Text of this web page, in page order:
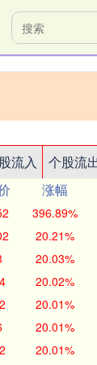
流入 个股流
涨幅
396.89%
20.21%
20.03%
20.02%
20.01%
20.01%
20.01%